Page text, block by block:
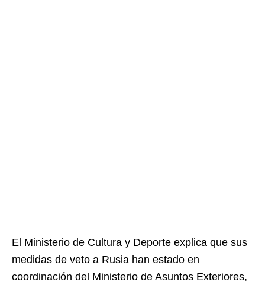
El Ministerio de Cultura y Deporte explica que sus
medidas de veto a Rusia han estado en
coordinación del Ministerio de Asuntos Exteriores,